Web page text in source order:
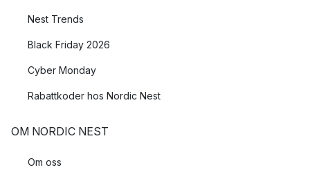
Nest Trends
Black Friday 2026
Cyber Monday
Rabattkoder hos Nordic Nest
OM NORDIC NEST
Om oss